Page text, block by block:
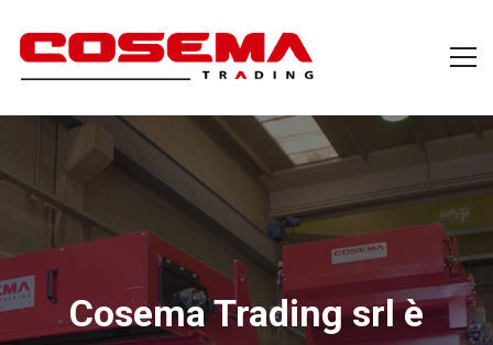
Cosema Trading srl è